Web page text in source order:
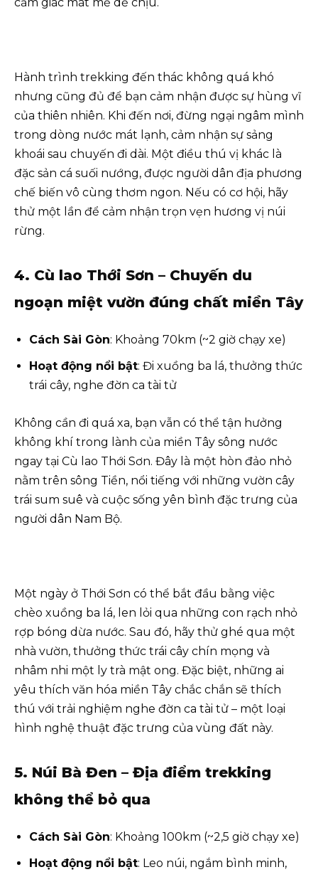
Hành trình trekking đến thác không quá khó
nhưng cũng đủ để bạn cảm nhận được sự hùng vĩ
của thiên nhiên. Khi đến nơi, đừng ngại ngâm mình
trong dòng nước mát lạnh, cảm nhận sự sảng
khoái sau chuyến đi dài. Một điều thú vị khác là
đặc sản cá suối nướng, được người dân địa phương
chế biến vô cùng thơm ngon. Nếu có cơ hội, hãy
thử một lần để cảm nhận trọn vẹn hương vị núi
rừng.
4. Cù lao Thới Sơn – Chuyến du
ngoạn miệt vườn đúng chất miền Tây
Cách Sài Gòn: Khoảng 70km (~2 giờ chạy xe)
Hoạt động nổi bật: Đi xuồng ba lá, thưởng thức
trái cây, nghe đờn ca tài tử
Không cần đi quá xa, bạn vẫn có thể tận hưởng
không khí trong lành của miền Tây sông nước
ngay tại Cù lao Thới Sơn. Đây là một hòn đảo nhỏ
nằm trên sông Tiền, nổi tiếng với những vườn cây
trái sum suê và cuộc sống yên bình đặc trưng của
người dân Nam Bộ.
Một ngày ở Thới Sơn có thể bắt đầu bằng việc
chèo xuồng ba lá, len lỏi qua những con rạch nhỏ
rợp bóng dừa nước. Sau đó, hãy thử ghé qua một
nhà vườn, thưởng thức trái cây chín mọng và
nhâm nhi một ly trà mật ong. Đặc biệt, những ai
yêu thích văn hóa miền Tây chắc chắn sẽ thích
thú với trải nghiệm nghe đờn ca tài tử – một loại
hình nghệ thuật đặc trưng của vùng đất này.
5. Núi Bà Đen – Địa điểm trekking
không thể bỏ qua
Cách Sài Gòn: Khoảng 100km (~2,5 giờ chạy xe)
Hoạt động nổi bật: Leo núi, ngắm bình minh,